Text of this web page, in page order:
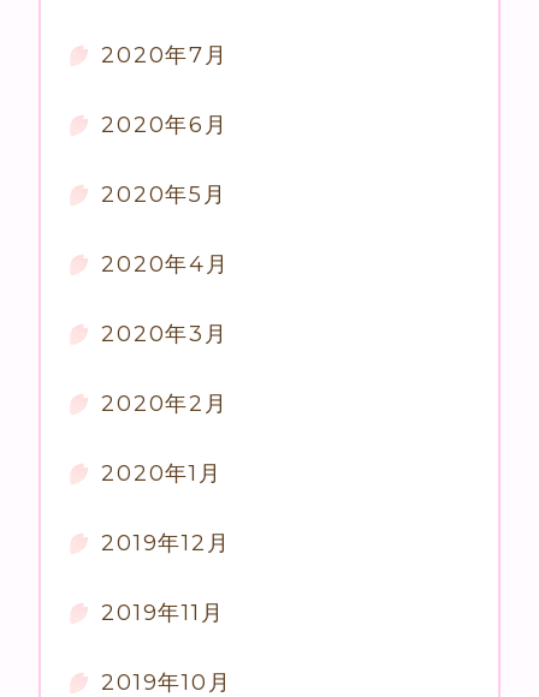
2020年7月
2020年6月
2020年5月
2020年4月
2020年3月
2020年2月
2020年1月
2019年12月
2019年11月
2019年10月